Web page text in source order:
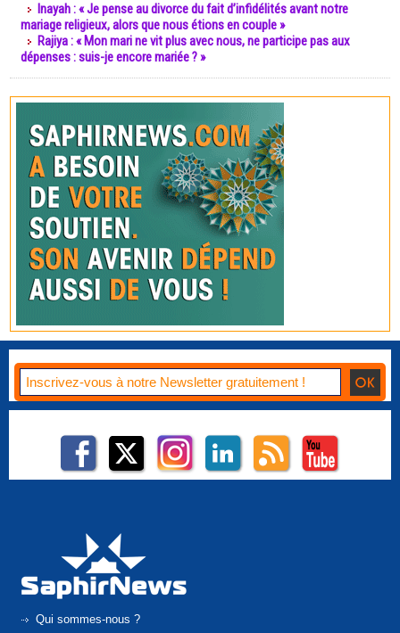
Inayah : « Je pense au divorce du fait d’infidélités avant notre
mariage religieux, alors que nous étions en couple »
Rajiya : « Mon mari ne vit plus avec nous, ne participe pas aux
dépenses : suis-je encore mariée ? »
Qui sommes-nous ?